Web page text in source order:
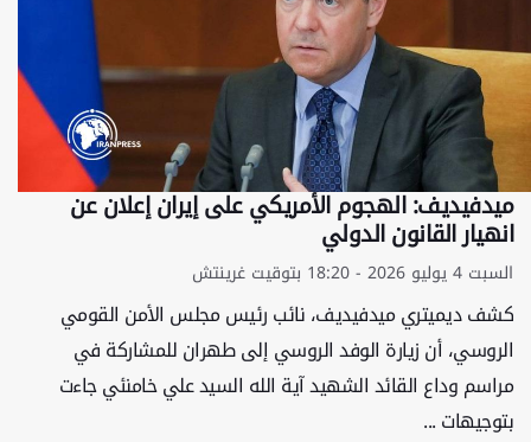
ميدفيديف: الهجوم الأمريكي على إيران إعلان عن
انهيار القانون الدولي
السبت 4 يوليو 2026 - 18:20 بتوقيت غرينتش
كشف ديميتري ميدفيديف، نائب رئيس مجلس الأمن القومي
الروسي، أن زيارة الوفد الروسي إلى طهران للمشاركة في
مراسم وداع القائد الشهيد آية الله السيد علي خامنئي جاءت
بتوجيهات ...